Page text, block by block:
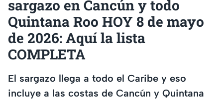
sargazo en Cancún y todo
Quintana Roo HOY 8 de mayo
de 2026: Aquí la lista
COMPLETA
El sargazo llega a todo el Caribe y eso
incluye a las costas de Cancún y Quintana